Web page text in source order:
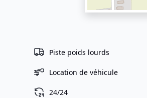
Piste poids lourds
Location de véhicule
24/24